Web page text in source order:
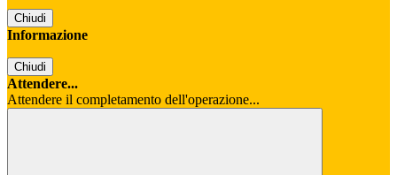
Chiudi
Informazione
Chiudi
Attendere...
Attendere il completamento dell'operazione...